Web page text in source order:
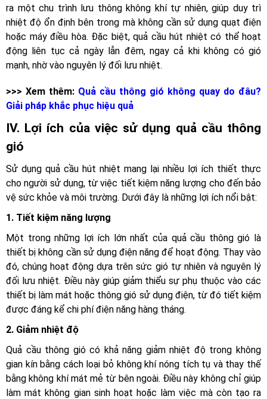
ra một chu trình lưu thông không khí tự nhiên, giúp duy trì
nhiệt độ ổn định bên trong mà không cần sử dụng quạt điện
hoặc máy điều hòa. Đặc biệt, quả cầu hút nhiệt có thể hoạt
động liên tục cả ngày lẫn đêm, ngay cả khi không có gió
mạnh, nhờ vào nguyên lý đối lưu nhiệt.
>>> Xem thêm: Quả cầu thông gió không quay do đâu?
Giải pháp khắc phục hiệu quả
IV. Lợi ích của việc sử dụng quả cầu thông
gió
Sử dụng quả cầu hút nhiệt mang lại nhiều lợi ích thiết thực
cho người sử dụng, từ việc tiết kiệm năng lượng cho đến bảo
vệ sức khỏe và môi trường. Dưới đây là những lợi ích nổi bật:
1. Tiết kiệm năng lượng
Một trong những lợi ích lớn nhất của quả cầu thông gió là
thiết bị không cần sử dụng điện năng để hoạt động. Thay vào
đó, chúng hoạt động dựa trên sức gió tự nhiên và nguyên lý
đối lưu nhiệt. Điều này giúp giảm thiểu sự phụ thuộc vào các
thiết bị làm mát hoặc thông gió sử dụng điện, từ đó tiết kiệm
được đáng kể chi phí điện năng hàng tháng.
2. Giảm nhiệt độ
Quả cầu thông gió có khả năng giảm nhiệt độ trong không
gian kín bằng cách loại bỏ không khí nóng tích tụ và thay thế
bằng không khí mát mẻ từ bên ngoài. Điều này không chỉ giúp
làm mát không gian sinh hoạt hoặc làm việc mà còn tạo ra